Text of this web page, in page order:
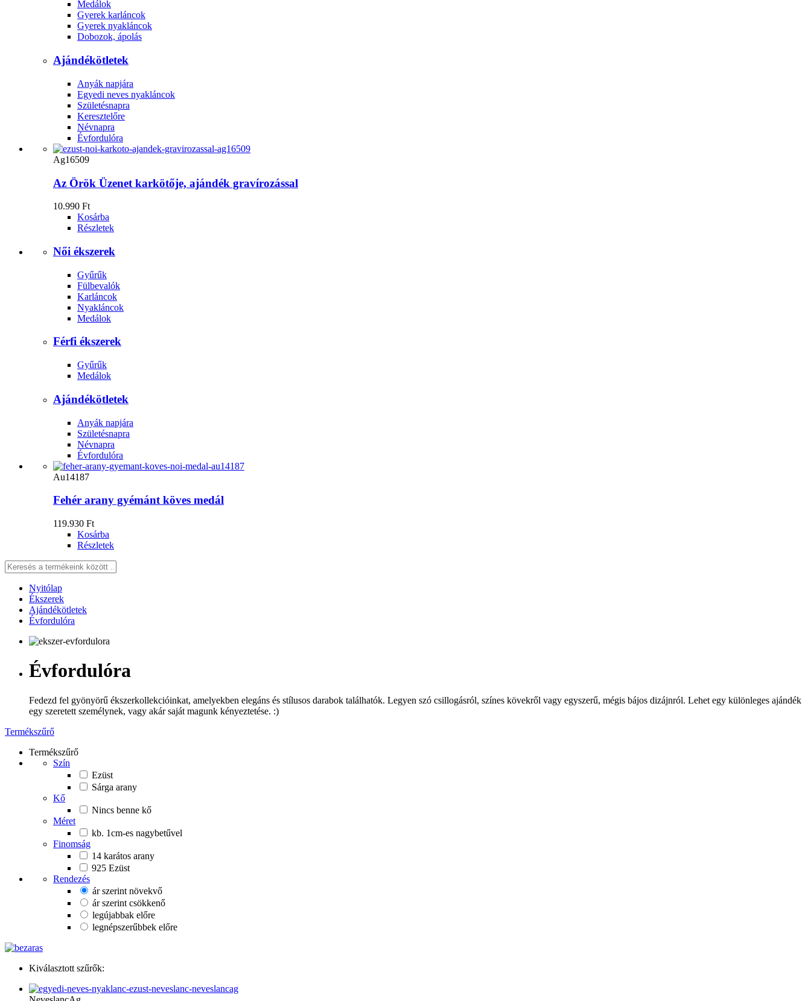
Medálok
Gyerek karláncok
Gyerek nyakláncok
Dobozok, ápolás
Ajándékötletek
Anyák napjára
Egyedi neves nyakláncok
Születésnapra
Keresztelőre
Névnapra
Évfordulóra
Ag16509
Az Örök Üzenet karkötője, ajándék gravírozással
10.990 Ft
Kosárba
Részletek
Női ékszerek
Gyűrűk
Fülbevalók
Karláncok
Nyakláncok
Medálok
Férfi ékszerek
Gyűrűk
Medálok
Ajándékötletek
Anyák napjára
Születésnapra
Névnapra
Évfordulóra
Au14187
Fehér arany gyémánt köves medál
119.930 Ft
Kosárba
Részletek
Nyitólap
Ékszerek
Ajándékötletek
Évfordulóra
Évfordulóra
Fedezd fel gyönyörű ékszerkollekcióinkat, amelyekben elegáns és stílusos darabok találhatók. Legyen szó csillogásról, színes kövekről vagy egyszerű, mégis bájos dizájnról. Lehet egy különleges ajándék
egy szeretett személynek, vagy akár saját magunk kényeztetése. :)
Termékszűrő
Termékszűrő
Szín
Ezüst
Sárga arany
Kő
Nincs benne kő
Méret
kb. 1cm-es nagybetűvel
Finomság
14 karátos arany
925 Ezüst
Rendezés
ár szerint növekvő
ár szerint csökkenő
legújabbak előre
legnépszerűbbek előre
Kiválasztott szűrők: